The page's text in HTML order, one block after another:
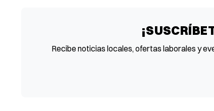
Recibe noticias locales, ofertas laborales y